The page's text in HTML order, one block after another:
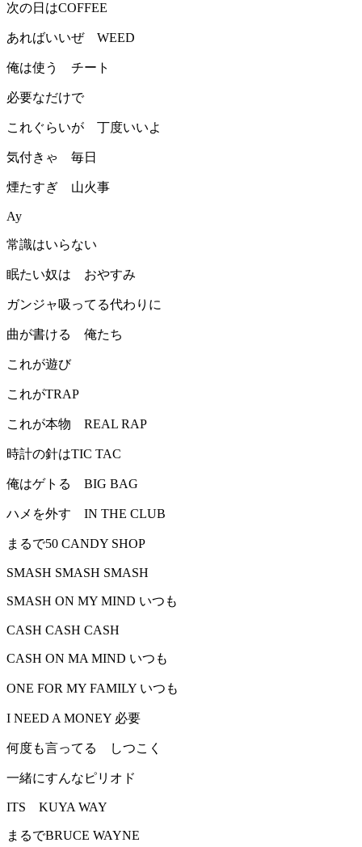
次の日はCOFFEE
あればいいぜ WEED
俺は使う チート
必要なだけで
これぐらいが 丁度いいよ
気付きゃ 毎日
煙たすぎ 山火事
Ay
常識はいらない
眠たい奴は おやすみ
ガンジャ吸ってる代わりに
曲が書ける 俺たち
これが遊び
これがTRAP
これが本物 REAL RAP
時計の針はTIC TAC
俺はゲトる BIG BAG
ハメを外す IN THE CLUB
まるで50 CANDY SHOP
SMASH SMASH SMASH
SMASH ON MY MIND いつも
CASH CASH CASH
CASH ON MA MIND いつも
ONE FOR MY FAMILY いつも
I NEED A MONEY 必要
何度も言ってる しつこく
一緒にすんなピリオド
ITS KUYA WAY
まるでBRUCE WAYNE